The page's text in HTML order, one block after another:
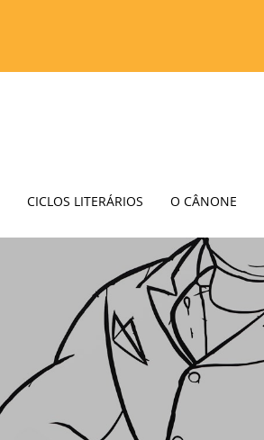
CICLOS LITERÁRIOS O CÂNONE